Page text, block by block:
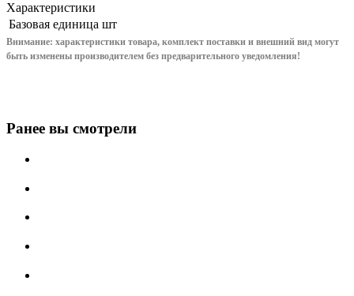
Характеристики
Базовая единица шт
Внимание: характеристики товара, комплект поставки и внешний вид могут
быть изменены производителем без предварительного уведомления!
Ранее вы смотрели